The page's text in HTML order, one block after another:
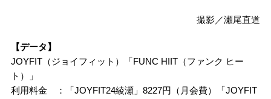
撮影／瀬尾直道
【データ】
JOYFIT（ジョイフィット）「FUNC HIIT（ファンク ヒー
ト）」
利用料金 ：「JOYFIT24綾瀬」8227円（月会費）「JOYFIT